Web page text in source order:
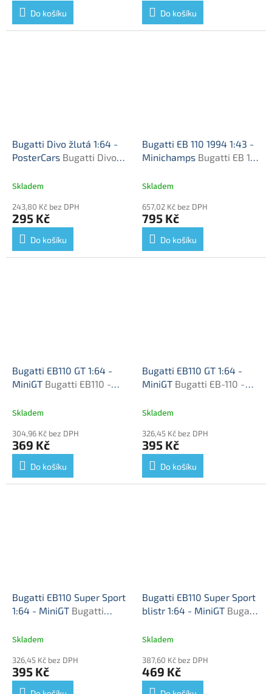
Do košíku Do košíku
Bugatti Divo žlutá 1:64 -
PosterCars Bugatti Divo
Collection - kovový model
Skladem
243,80 Kč bez DPH
295 Kč
Do košíku
Bugatti EB 110 1994 1:43 -
Minichamps Bugatti EB 110
Skladem
657,02 Kč bez DPH
795 Kč
Do košíku
Bugatti EB110 GT 1:64 -
MiniGT Bugatti EB110 -
Skladem
304,96 Kč bez DPH
369 Kč
Do košíku
Bugatti EB110 GT 1:64 -
MiniGT Bugatti EB-110 -
Skladem
326,45 Kč bez DPH
395 Kč
Do košíku
Bugatti EB110 Super Sport
1:64 - MiniGT Bugatti
Skladem
326,45 Kč bez DPH
395 Kč
Bugatti EB110 Super Sport
blistr 1:64 - MiniGT Bugatti
Skladem
387,60 Kč bez DPH
469 Kč